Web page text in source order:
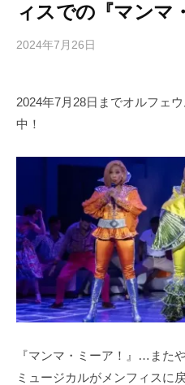
ィスでの『マンマ
2024年7月26日
h
i
y
a
m
a
の
ン
ト
2024年7月28日までオルフェ
中！
『マンマ・ミーア！』…また
ミュージカルがメンフィスに